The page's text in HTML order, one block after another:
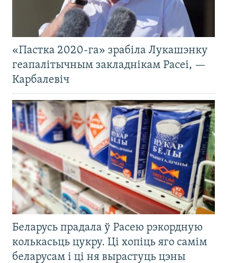
«Пастка 2020-га» зрабіла Лукашэнку
геапалітычным закладнікам Расеі, —
Карбалевіч
Беларусь прадала ў Расею рэкордную
колькасьць цукру. Ці хопіць яго самім
беларусам і ці ня вырастуць цэны